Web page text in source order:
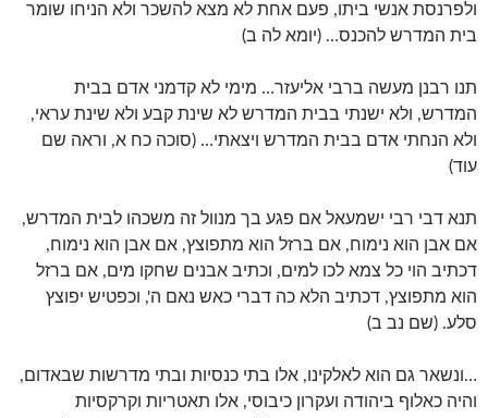
ולפרנסת אנשי ביתו, פעם אחת לא מצא להשכר ולא הניחו שומר
בית המדרש להכנס… (יומא לה ב)
תנו רבנן מעשה ברבי אליעזר… מימי לא קדמני אדם בבית
המדרש, ולא ישנתי בבית המדרש לא שינת קבע ולא שינת עראי,
ולא הנחתי אדם בבית המדרש ויצאתי… (סוכה כח א, וראה שם
עוד)
תנא דבי רבי ישמעאל אם פגע בך מנוול זה משכהו לבית המדרש,
אם אבן הוא נימוח, אם ברזל הוא מתפוצץ, אם אבן הוא נימוח,
דכתיב הוי כל צמא לכו למים, וכתיב אבנים שחקו מים, אם ברזל
הוא מתפוצץ, דכתיב הלא כה דברי כאש נאם ה', וכפטיש יפוצץ
סלע. (שם נב ב)
…ונשאר גם הוא לאלקינו, אלו בתי כנסיות ובתי מדרשות שבאדום,
והיה כאלוף ביהודה ועקרון כיבוסי, אלו תאטריות וקרקסיות